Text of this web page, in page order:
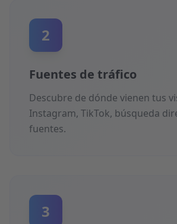
2
Fuentes de tráfico
Descubre de dónde vienen tus
Instagram, TikTok, búsqueda
fuentes.
3